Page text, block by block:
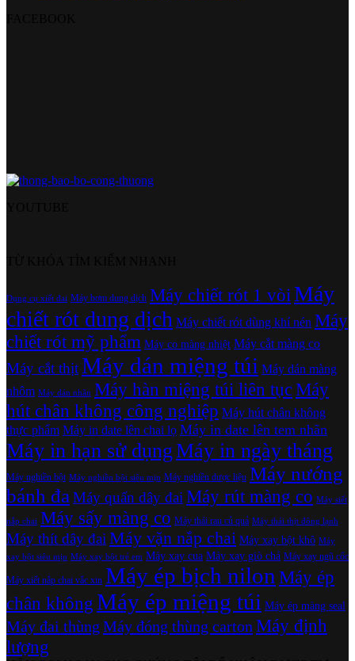
Dụng cụ xiết đai Máy bơm dung dịch Máy chiết rót 1 vòiMáy
chiết rót dung dịch Máy chiết rót dùng khí nén Máy
chiết rót mỹ phẩm Máy co màng nhiệt Máy cắt màng co
Máy cắt thịtMáy dán miệng túi Máy dán màng
nhôm Máy dán nhãn Máy hàn miệng túi liên tụcMáy
hút chân không công nghiệp Máy hút chân không
thực phẩm Máy in date lên chai lọ Máy in date lên tem nhãn
Máy in hạn sử dụngMáy in ngày tháng
Máy nghiền bột Máy nghiền bột siêu mịn Máy nghiền dược liệu Máy nướng
bánh đa Máy quấn dây đai Máy rút màng co Máy siết
nắp chai Máy sấy màng co Máy thái rau củ quả Máy thái thịt đông lạnh
Máy thít dây đai Máy vặn nắp chai Máy xay bột khô Máy
xay bột siêu mịn Máy xay bột trẻ em Máy xay cua Máy xay giò chả Máy xay ngũ cốc
Máy xiết nắp chai vắc xin Máy ép bịch nilon Máy ép
chân không Máy ép miệng túi Máy ép màng seal
Máy đai thùng Máy đóng thùng carton Máy định
lượng